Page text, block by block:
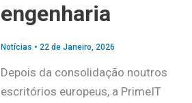
engenharia
Notícias • 22 de Janeiro, 2026
Depois da consolidação noutros
escritórios europeus, a PrimeIT